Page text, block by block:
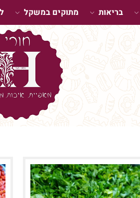
בריאות מתוקים במשקל